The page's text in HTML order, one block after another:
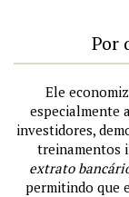
Por
Ele
especialmente
investidores,
treinamentos
extrato
permitindo que